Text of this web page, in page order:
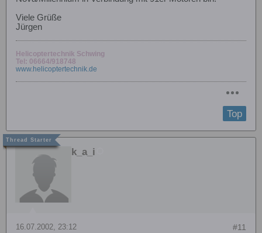
Viele Grüße
Jürgen
Helicoptertechnik Schwing
Tel: 06664/918748
www.helicoptertechnik.de
Top
k_a_i
#11
16.07.2002, 23:12